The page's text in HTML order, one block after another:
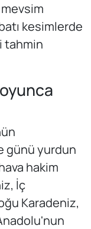
mevsim
kesimlerde
tahmin
günü yurdun
hakim
İç
Karadeniz,